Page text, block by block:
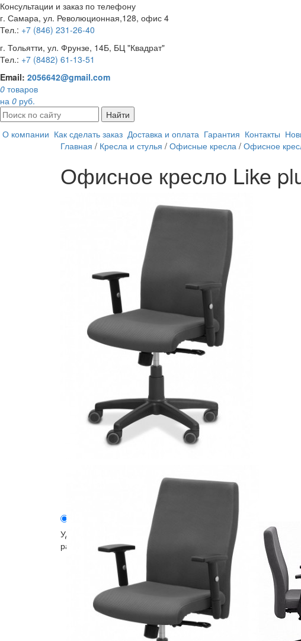
Консультации и заказ по телефону
г. Самара, ул. Революционная,128, офис 4
Тел.: +7 (846) 231-26-40
г. Тольятти, ул. Фрунзе, 14Б, БЦ "Квадрат"
Тел.: +7 (8482) 61-13-51
Email: 2056642@gmail.com
0 товаров
на 0 руб.
Найти
О компании Как сделать заказ Доставка и оплата Гарантия Контакты
Главная / Кресла и стулья / Офисные кресла / Офисное
Офисное кресло Like
Модели серии
Удобное и надежное кресло для персонала Like+ с
различных цветов. Возможно двухцветное исполнение
материал обивки
ткань различных цветов
цвет черный, серый, оранжевый, синий, красный,
крестовина - полиамидная опора
подлокотники - пластиковые, регулируемые
механизмы - газлифт, синхромеханизм, регулировка
максимальная нагрузка - 120 кг